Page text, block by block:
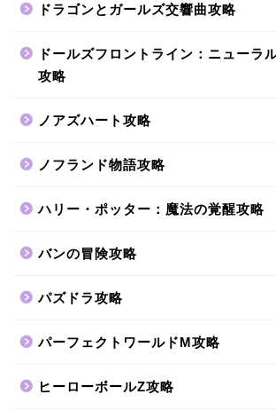
ドラゴンとガールズ交響曲攻略
ドールズフロントライン：ニューラ
攻略
ノアズハート攻略
ノフランド物語攻略
ハリー・ポッター：魔法の覚醒攻略
バンの冒険攻略
パズドラ攻略
パーフェクトワールドM攻略
ヒーローボールZ攻略